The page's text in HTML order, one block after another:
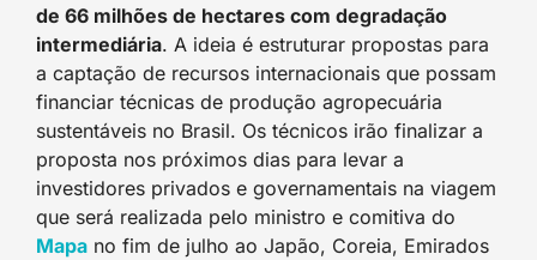
de 66 milhões de hectares com degradação
intermediária. A ideia é estruturar propostas para
a captação de recursos internacionais que possam
financiar técnicas de produção agropecuária
sustentáveis no Brasil. Os técnicos irão finalizar a
proposta nos próximos dias para levar a
investidores privados e governamentais na viagem
que será realizada pelo ministro e comitiva do
Mapa no fim de julho ao Japão, Coreia, Emirados